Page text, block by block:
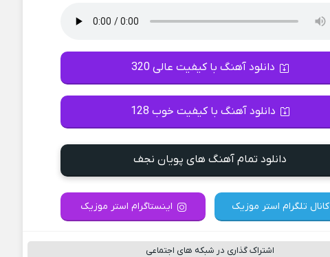
دانلود آهنگ با کیفیت عالی 320
دانلود آهنگ با کیفیت خوب 128
دانلود تمام آهنگ های پویان نجف
کانال تلگرام استر موزیک اینستاگرام استر موزیک
اشتراک گذاری در شبکه های اجتماعی